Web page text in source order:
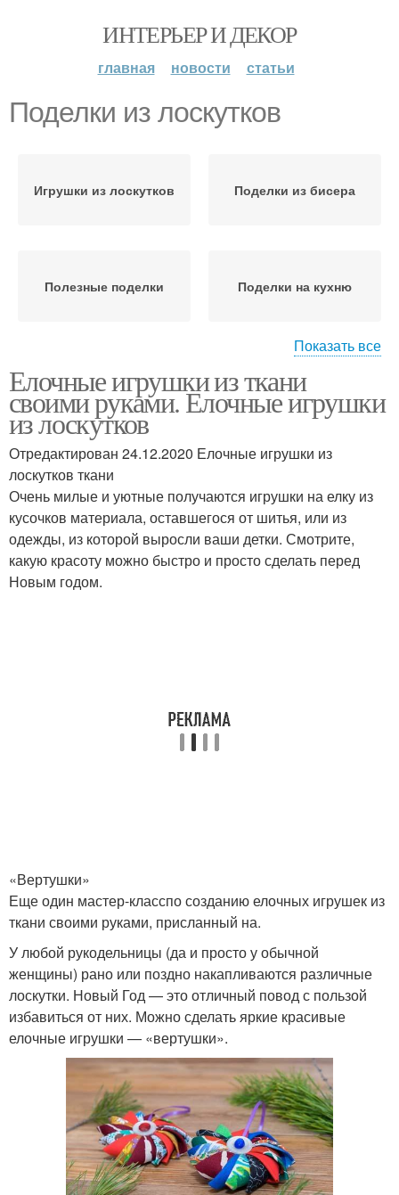
ИНТЕРЬЕР И ДЕКОР
главная новости статьи
Поделки из лоскутков
Игрушки из лоскутков Поделки из бисера
Полезные поделки Поделки на кухню
Шие из лоскутков Поделки с детьми
Лоскутные поделки
Показать все
Елочные игрушки из ткани
своими руками. Елочные игрушки
из лоскутков
Отредактирован 24.12.2020 Елочные игрушки из
лоскутков ткани
Очень милые и уютные получаются игрушки на елку из
кусочков материала, оставшегося от шитья, или из
одежды, из которой выросли ваши детки. Смотрите,
какую красоту можно быстро и просто сделать перед
Новым годом.
«Вертушки»
Еще один мастер-класспо созданию елочных игрушек из
ткани своими руками, присланный на.
У любой рукодельницы (да и просто у обычной
женщины) рано или поздно накапливаются различные
лоскутки. Новый Год — это отличный повод с пользой
избавиться от них. Можно сделать яркие красивые
елочные игрушки — «вертушки».